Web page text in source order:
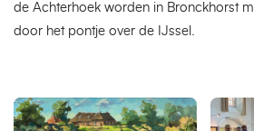
de Achterhoek worden in Bronckhorst
door het pontje over de IJssel.